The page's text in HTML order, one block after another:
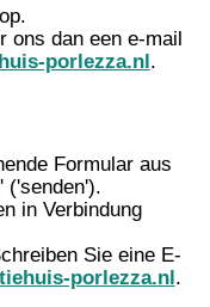
ons dan een e-mail
porlezza.nl.
Formular aus
' ('senden').
in Verbindung
Sie eine E-
porlezza.nl.